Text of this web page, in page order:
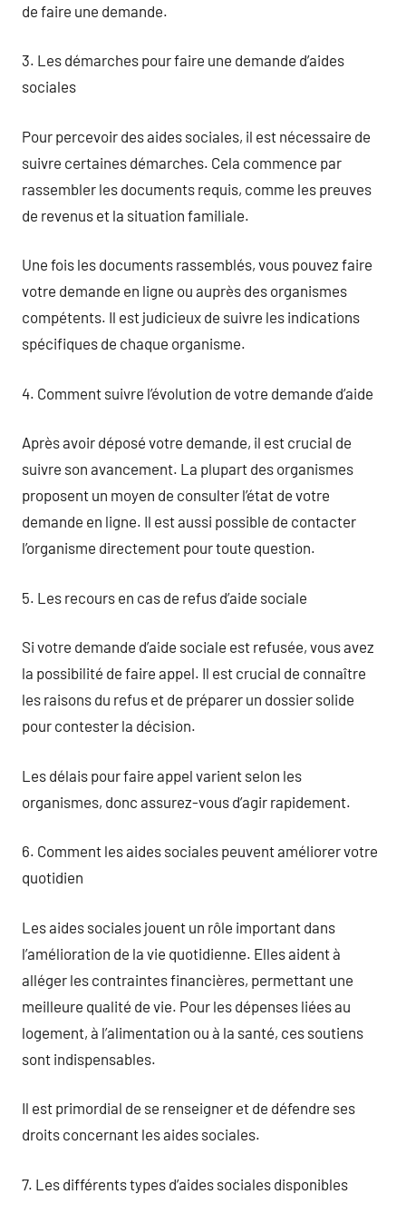
de faire une demande.
3. Les démarches pour faire une demande d’aides
sociales
Pour percevoir des aides sociales, il est nécessaire de
suivre certaines démarches. Cela commence par
rassembler les documents requis, comme les preuves
de revenus et la situation familiale.
Une fois les documents rassemblés, vous pouvez faire
votre demande en ligne ou auprès des organismes
compétents. Il est judicieux de suivre les indications
spécifiques de chaque organisme.
4. Comment suivre l’évolution de votre demande d’aide
Après avoir déposé votre demande, il est crucial de
suivre son avancement. La plupart des organismes
proposent un moyen de consulter l’état de votre
demande en ligne. Il est aussi possible de contacter
l’organisme directement pour toute question.
5. Les recours en cas de refus d’aide sociale
Si votre demande d’aide sociale est refusée, vous avez
la possibilité de faire appel. Il est crucial de connaître
les raisons du refus et de préparer un dossier solide
pour contester la décision.
Les délais pour faire appel varient selon les
organismes, donc assurez-vous d’agir rapidement.
6. Comment les aides sociales peuvent améliorer votre
quotidien
Les aides sociales jouent un rôle important dans
l’amélioration de la vie quotidienne. Elles aident à
alléger les contraintes financières, permettant une
meilleure qualité de vie. Pour les dépenses liées au
logement, à l’alimentation ou à la santé, ces soutiens
sont indispensables.
Il est primordial de se renseigner et de défendre ses
droits concernant les aides sociales.
7. Les différents types d’aides sociales disponibles